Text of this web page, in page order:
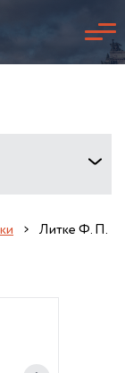
Литке Ф. П.